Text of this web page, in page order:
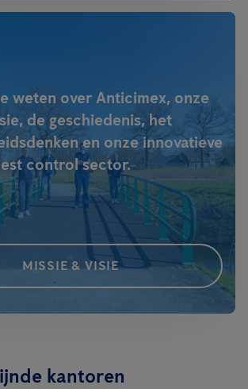
weten over Anticimex, onze
de geschiedenis, het
en onze innovatieve
control sector.
MISSIE & VISIE
kantoren